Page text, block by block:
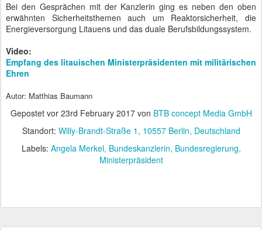
Bei den Gesprächen mit der Kanzlerin ging es neben den oben
erwähnten Sicherheitsthemen auch um Reaktorsicherheit, die
Energieversorgung Litauens und das duale Berufsbildungssystem.
Video:
Empfang des litauischen Ministerpräsidenten mit militärischen
Ehren
Autor: Matthias Baumann
Gepostet vor 23rd February 2017von BTB concept Media GmbH
Standort: Willy-Brandt-Straße 1, 10557 Berlin, Deutschland
Labels: Angela Merkel Bundeskanzlerin Bundesregierung
Ministerpräsident